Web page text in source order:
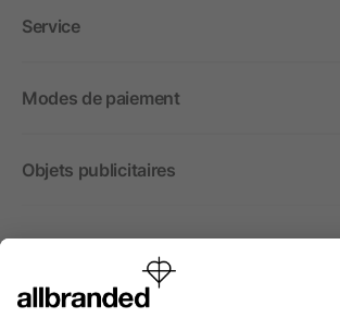
Service
Modes de paiement
Objets publicitaires
International